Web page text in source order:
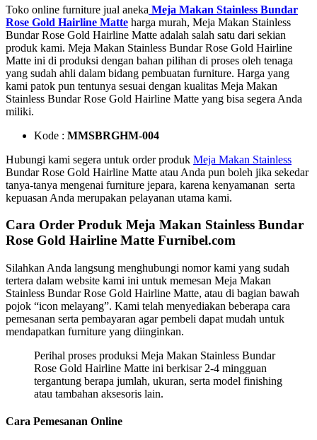
Toko online furniture jual aneka Meja Makan Stainless Bundar
Rose Gold Hairline Matte harga murah, Meja Makan Stainless
Bundar Rose Gold Hairline Matte adalah salah satu dari sekian
produk kami. Meja Makan Stainless Bundar Rose Gold Hairline
Matte ini di produksi dengan bahan pilihan di proses oleh tenaga
yang sudah ahli dalam bidang pembuatan furniture. Harga yang
kami patok pun tentunya sesuai dengan kualitas Meja Makan
Stainless Bundar Rose Gold Hairline Matte yang bisa segera Anda
miliki.
Kode : MMSBRGHM-004
Hubungi kami segera untuk order produk Meja Makan Stainless
Bundar Rose Gold Hairline Matte atau Anda pun boleh jika sekedar
tanya-tanya mengenai furniture jepara, karena kenyamanan serta
kepuasan Anda merupakan pelayanan utama kami.
Cara Order Produk Meja Makan Stainless Bundar
Rose Gold Hairline Matte Furnibel.com
Silahkan Anda langsung menghubungi nomor kami yang sudah
tertera dalam website kami ini untuk memesan Meja Makan
Stainless Bundar Rose Gold Hairline Matte, atau di bagian bawah
pojok “icon melayang”. Kami telah menyediakan beberapa cara
pemesanan serta pembayaran agar pembeli dapat mudah untuk
mendapatkan furniture yang diinginkan.
Perihal proses produksi Meja Makan Stainless Bundar
Rose Gold Hairline Matte ini berkisar 2-4 mingguan
tergantung berapa jumlah, ukuran, serta model finishing
atau tambahan aksesoris lain.
Cara Pemesanan Online